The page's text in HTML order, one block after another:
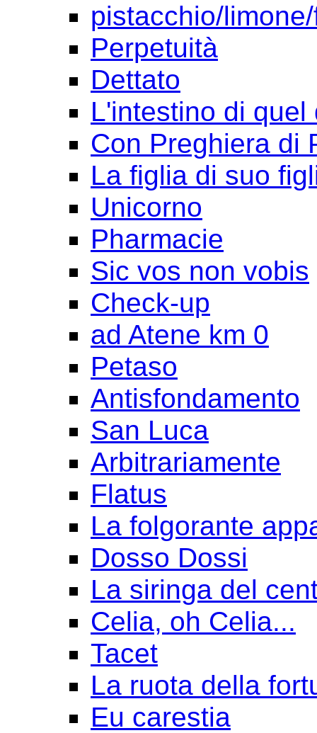
pistacchio/
Perpetuità
Dettato
L'intestino di
Con Preghiera di
La figlia di suo
Unicorno
Pharmacie
Sic vos non vobis
Check-up
ad Atene km 0
Petaso
Antisfondamento
San Luca
Arbitrariamente
Flatus
La folgorante
Dosso Dossi
La siringa del
Celia, oh Celia...
Tacet
La ruota della
Eu carestia